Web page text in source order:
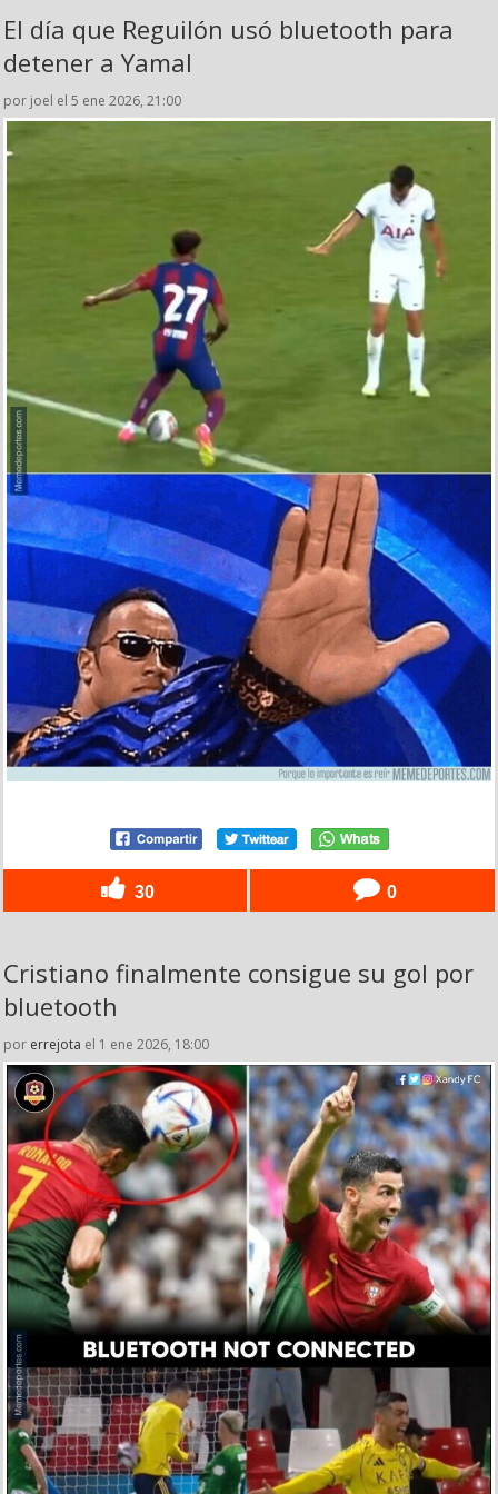
El día que Reguilón usó bluetooth para
detener a Yamal
por joel el 5 ene 2026, 21:00
30 0
Cristiano finalmente consigue su gol por
bluetooth
por errejota el 1 ene 2026, 18:00